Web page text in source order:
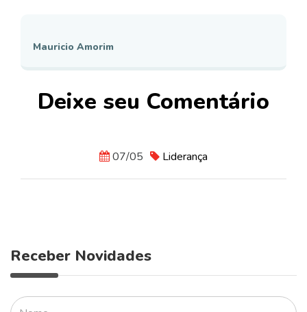
Mauricio Amorim
Deixe seu Comentário
07/05 Liderança
Receber Novidades